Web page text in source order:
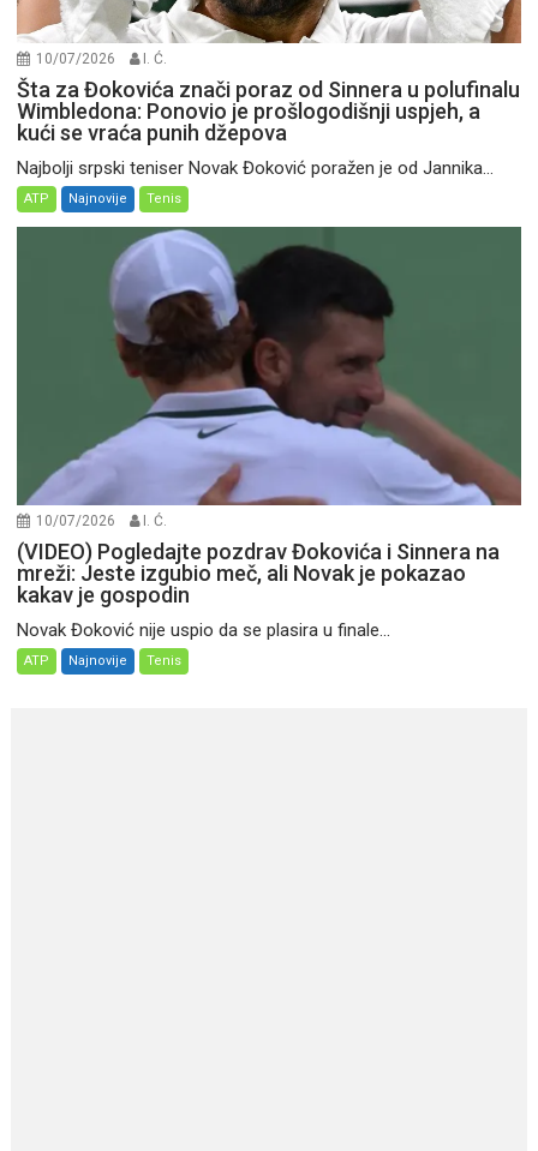
10/07/2026 I. Ć.
Šta za Đokovića znači poraz od Sinnera u polufinalu
Wimbledona: Ponovio je prošlogodišnji uspjeh, a
kući se vraća punih džepova
Najbolji srpski teniser Novak Đoković poražen je od Jannika...
ATP Najnovije Tenis
10/07/2026 I. Ć.
(VIDEO) Pogledajte pozdrav Đokovića i Sinnera na
mreži: Jeste izgubio meč, ali Novak je pokazao
kakav je gospodin
Novak Đoković nije uspio da se plasira u finale...
ATP Najnovije Tenis